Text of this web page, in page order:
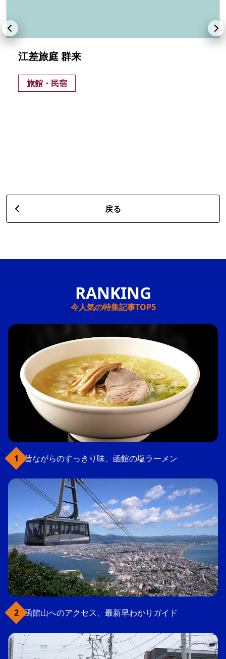
江差旅庭 群来
旅館・民宿
戻る
今人気の特集記事TOP5
昔ながらのすっきり味、函館の塩ラーメン
函館山へのアクセス、最新早わかりガイド